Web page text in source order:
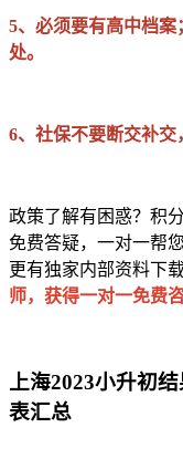
5、必须要有高中档
处。
6、社保不要断交补交
政策了解有困惑？积
免费答疑，一对一帮
更有独家内部资料下载
师，获得一对一免费咨
上海2023小升初结
表汇总